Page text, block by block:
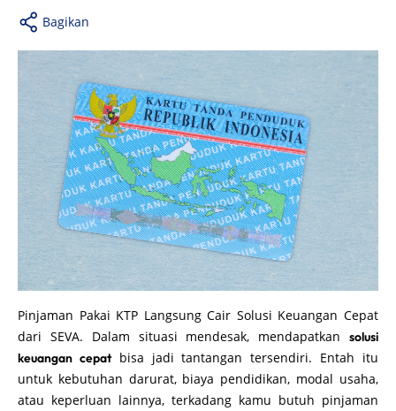
Bagikan
Pinjaman Pakai KTP Langsung Cair Solusi Keuangan Cepat
dari SEVA. Dalam situasi mendesak, mendapatkan solusi
keuangan cepatbisa jadi tantangan tersendiri. Entah itu
untuk kebutuhan darurat, biaya pendidikan, modal usaha,
atau keperluan lainnya, terkadang kamu butuh pinjaman